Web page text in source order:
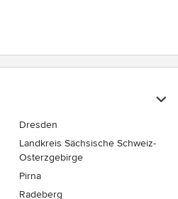
Dresden
Landkreis Sächsische Schweiz-
Osterzgebirge
Pirna
Radeberg